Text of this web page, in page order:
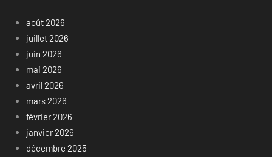
août 2026
juillet 2026
juin 2026
mai 2026
avril 2026
mars 2026
février 2026
janvier 2026
décembre 2025